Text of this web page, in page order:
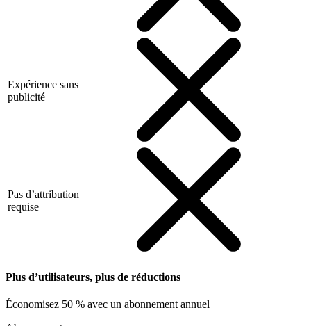
Expérience sans
publicité
Pas d’attribution
requise
Plus d’utilisateurs, plus de réductions
Économisez 50 % avec un abonnement annuel